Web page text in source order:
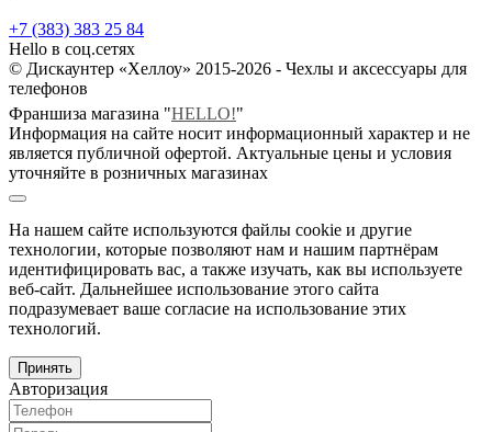
+7 (383) 383 25 84
Hello в соц.сетях
© Дискаунтер «Хеллоу» 2015-2026 - Чехлы и аксессуары для
телефонов
Франшиза магазина "HELLO!"
Информация на сайте носит информационный характер и не
является публичной офертой. Актуальные цены и условия
уточняйте в розничных магазинах
На нашем сайте используются файлы cookie и другие
технологии, которые позволяют нам и нашим партнёрам
идентифицировать вас, а также изучать, как вы используете
веб-сайт. Дальнейшее использование этого сайта
подразумевает ваше согласие на использование этих
технологий.
Принять
Авторизация